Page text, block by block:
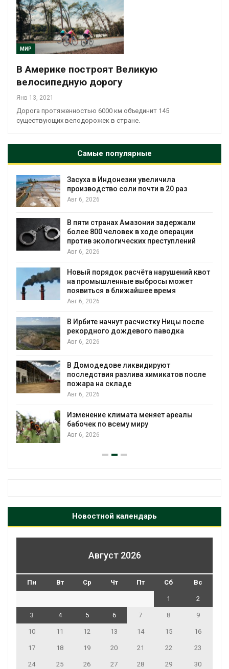
МИР
В Америке построят Великую
велосипедную дорогу
Янв 13, 2021
Дорога протяженностью 6000 км объединит 145
существующих велодорожек в стране.
Самые популярные
Засуха в Индонезии увеличила
производство соли почти в 20 раз
Авг 6, 2026
В пяти странах Амазонии задержали
более 800 человек в ходе операции
против экологических преступлений
Авг 6, 2026
Новый порядок расчёта нарушений квот
на промышленные выбросы может
появиться в ближайшее время
Авг 6, 2026
В Ирбите начнут расчистку Ницы после
рекордного дождевого паводка
Авг 6, 2026
В Домодедове ликвидируют
последствия разлива химикатов после
пожара на складе
Авг 6, 2026
Изменение климата меняет ареалы
бабочек по всему миру
Авг 6, 2026
Новостной календарь
Август 2026
Пн Вт Ср Чт Пт Сб Вс
1 2
3 4 5 6 7 8 9
10 11 12 13 14 15 16
17 18 19 20 21 22 23
24 25 26 27 28 29 30